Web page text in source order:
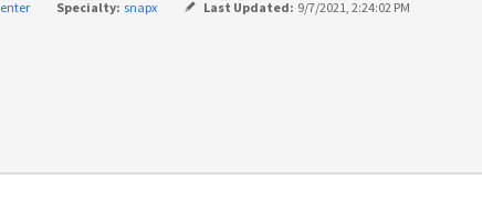
Specialty: snapx Last Updated: 9/7/2021, 2:24:02 PM